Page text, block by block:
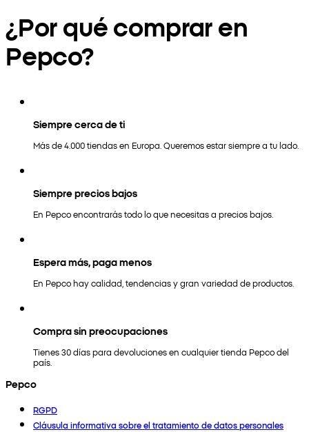
¿Por qué comprar en
Pepco?
Siempre cerca de ti
Más de 4.000 tiendas en Europa. Queremos estar siempre a tu lado.
Siempre precios bajos
En Pepco encontrarás todo lo que necesitas a precios bajos.
Espera más, paga menos
En Pepco hay calidad, tendencias y gran variedad de productos.
Compra sin preocupaciones
Tienes 30 días para devoluciones en cualquier tienda Pepco del
país.
Pepco
RGPD
Cláusula informativa sobre el tratamiento de datos personales